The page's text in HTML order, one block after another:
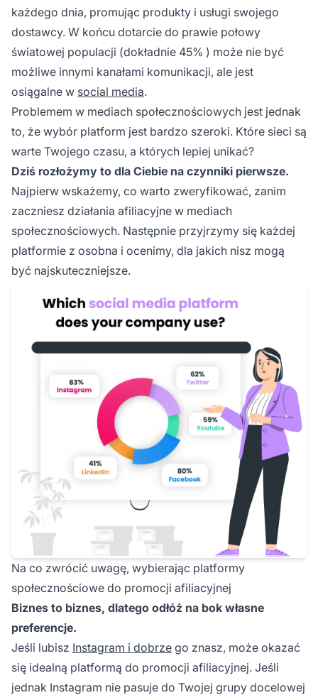
każdego dnia, promując produkty i usługi swojego
dostawcy. W końcu dotarcie do prawie połowy
światowej populacji (dokładnie 45% ) może nie być
możliwe innymi kanałami komunikacji, ale jest
osiągalne w social media.
Problemem w mediach społecznościowych jest jednak
to, że wybór platform jest bardzo szeroki. Które sieci są
warte Twojego czasu, a których lepiej unikać?
Dziś rozłożymy to dla Ciebie na czynniki pierwsze.
Najpierw wskażemy, co warto zweryfikować, zanim
zaczniesz działania afiliacyjne w mediach
społecznościowych. Następnie przyjrzymy się każdej
platformie z osobna i ocenimy, dla jakich nisz mogą
być najskuteczniejsze.
Na co zwrócić uwagę, wybierając platformy
społecznościowe do promocji afiliacyjnej
Biznes to biznes, dlatego odłóż na bok własne
preferencje.
Jeśli lubisz Instagram i dobrze go znasz, może okazać
się idealną platformą do promocji afiliacyjnej. Jeśli
jednak Instagram nie pasuje do Twojej grupy docelowej